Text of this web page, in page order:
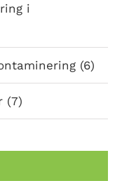
i
(6)
(7)